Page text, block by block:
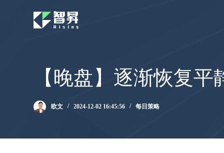
【晚盘】逐渐恢复平
欧文 2024-12-02 16:45:56 每日策略